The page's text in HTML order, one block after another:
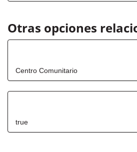
Otras opciones
Centro Comunitario
true